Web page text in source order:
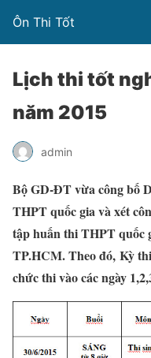
Ôn Thi Tốt
Lịch thi tốt
năm 2015
admin
Bộ GD-ĐT vừa công bố
THPT quốc gia và xét
tập huấn thi THPT quốc
TP.HCM. Theo đó, Kỳ
chức thi vào các ngày